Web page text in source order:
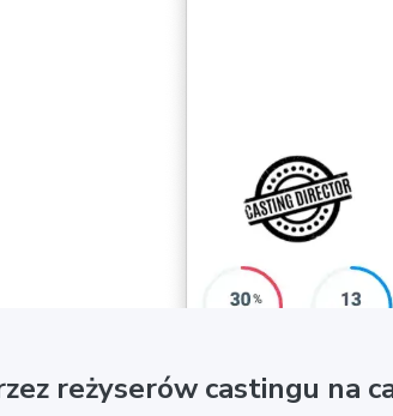
reżyserów castingu na